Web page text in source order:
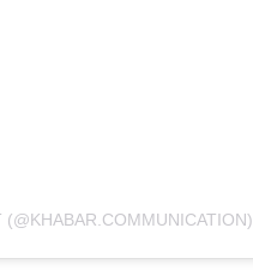
(@KHABAR.COMMUNICATION)